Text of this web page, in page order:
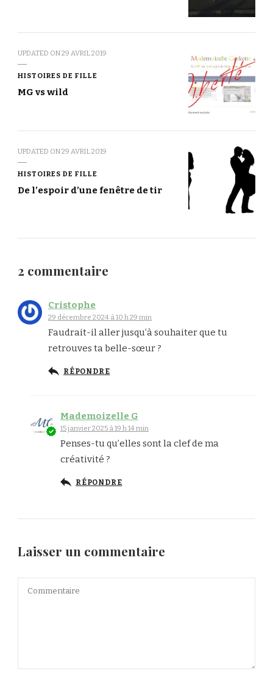
UPDATED ON29 AVRIL 2019
HISTOIRES DE FILLE
MG vs wild
UPDATED ON29 AVRIL 2019
HISTOIRES DE FILLE
De l’espoir d’une fenêtre de tir
2 commentaire
Cristophe
29 décembre 2024 à 10 h 29 min
Faudrait-il aller jusqu’à souhaiter que tu
retrouves ta belle-sœur ?
RÉPONDRE
Mademoizelle G
15 janvier 2025 à 19 h 14 min
Penses-tu qu’elles sont la clef de ma
créativité ?
RÉPONDRE
Laisser un commentaire